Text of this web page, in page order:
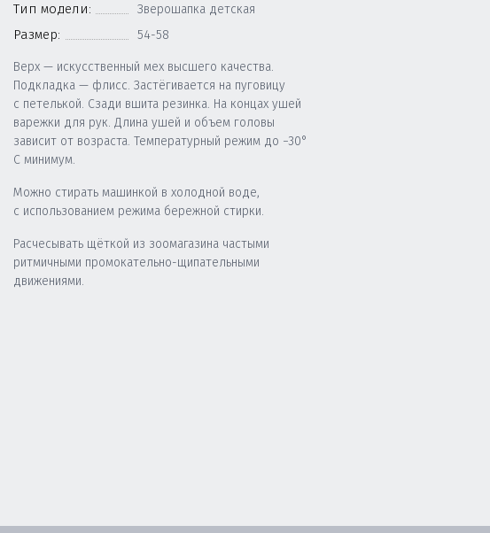
Тип модели: Зверошапка детская
Размер: 54-58
Верх — искусственный мех высшего качества.
Подкладка — флисс. Застёгивается на пуговицу
с петелькой. Сзади вшита резинка. На концах ушей
варежки для рук. Длина ушей и объем головы
зависит от возраста. Температурный режим до −30°
C минимум.
Можно стирать машинкой в холодной воде,
с использованием режима бережной стирки.
Расчесывать щёткой из зоомагазина частыми
ритмичными промокательно-щипательными
движениями.